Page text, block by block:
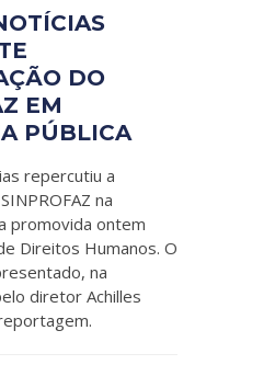
DO
EM
PÚBLICA
repercutiu a
na
promovida ontem
Direitos Humanos. O
na
diretor Achilles